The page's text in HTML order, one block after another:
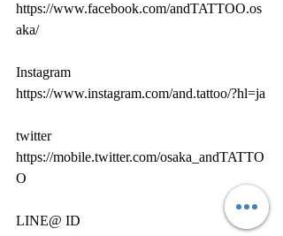
https://www.facebook.com/andTATTOO.os
aka/
Instagram
https://www.instagram.com/and.tattoo/?hl=ja
twitter
https://mobile.twitter.com/osaka_andTATTO
O
LINE@ ID